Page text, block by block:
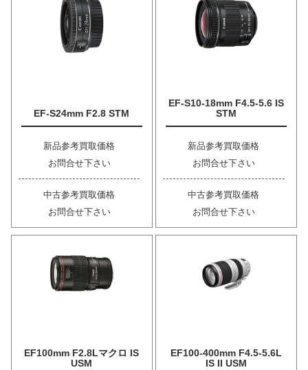
EF-S24mm F2.8 STM
新品参考買取価格
お問合せ下さい
中古参考買取価格
お問合せ下さい
EF-S10-18mm F4.5-5.6 IS
STM
新品参考買取価格
お問合せ下さい
中古参考買取価格
お問合せ下さい
EF100mm F2.8Lマクロ IS
USM
EF100-400mm F4.5-5.6L
IS II USM